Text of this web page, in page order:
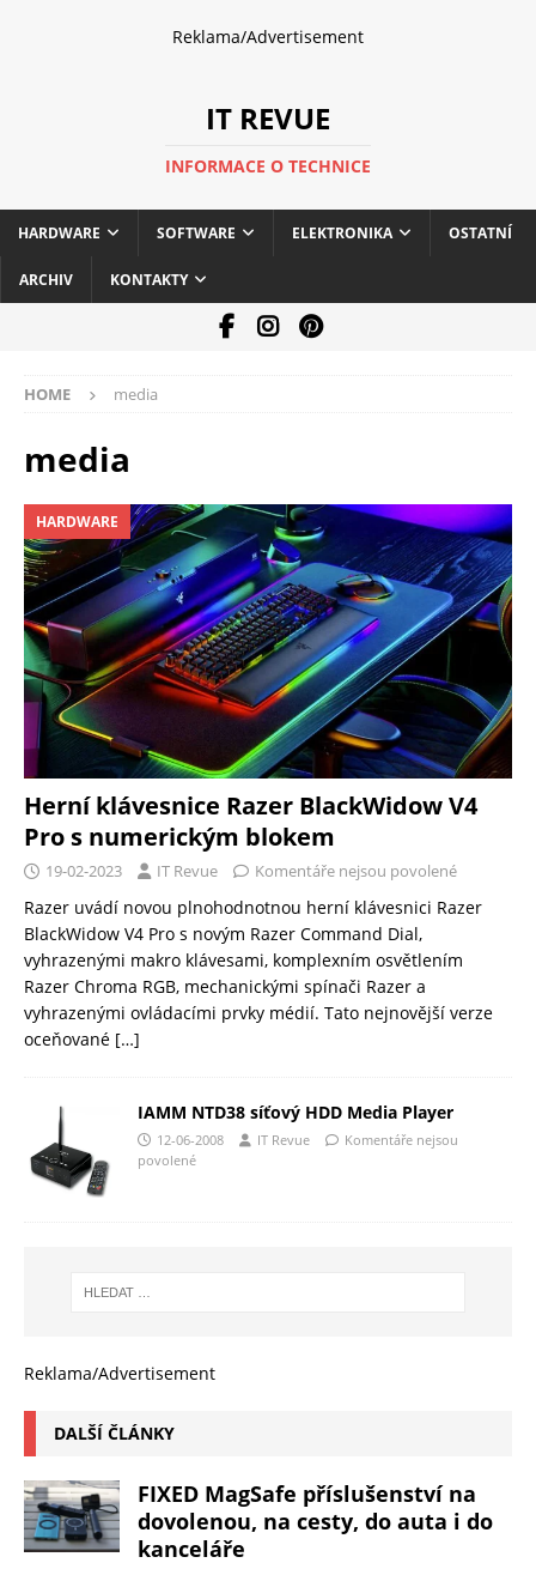
Reklama/Advertisement
IT REVUE
INFORMACE O TECHNICE
HARDWARE SOFTWARE ELEKTRONIKA OSTATNÍ
ARCHIV KONTAKTY
HOME media
media
HARDWARE
Herní klávesnice Razer BlackWidow V4
Pro s numerickým blokem
19-02-2023 IT Revue Komentáře nejsou povolené
Razer uvádí novou plnohodnotnou herní klávesnici Razer
BlackWidow V4 Pro s novým Razer Command Dial,
vyhrazenými makro klávesami, komplexním osvětlením
Razer Chroma RGB, mechanickými spínači Razer a
vyhrazenými ovládacími prvky médií. Tato nejnovější verze
oceňované […]
IAMM NTD38 síťový HDD Media Player
12-06-2008 IT Revue
Komentáře nejsou
povolené
Reklama/Advertisement
DALŠÍ ČLÁNKY
FIXED MagSafe příslušenství na
dovolenou, na cesty, do auta i do
kanceláře